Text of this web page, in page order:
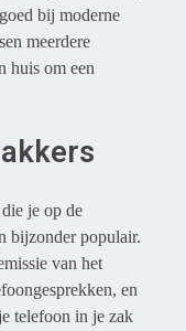
bij moderne
meerdere
huis om een
je op de
bijzonder populair.
van het
en
telefoon in je zak